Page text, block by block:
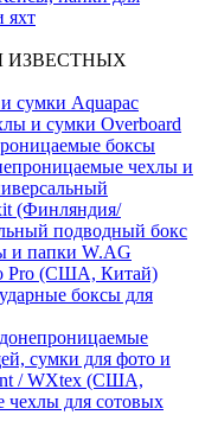
яхт
ИЗВЕСТНЫХ
сумки Aquapac
и сумки Overboard
боксы
чехлы и
(Финляндия/
подводный бокс
и папки W.AG
Pro (США, Китай)
боксы для
сумки для фото и
/ WXtex (США,
для сотовых